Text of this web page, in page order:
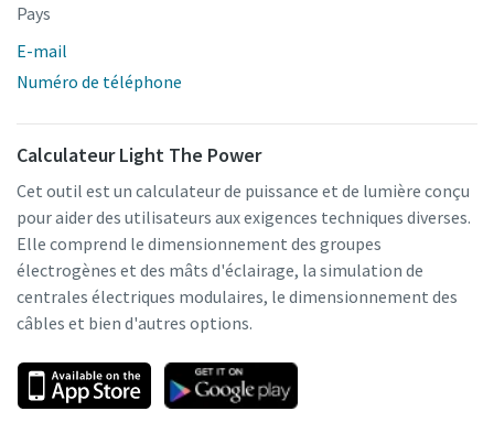
Pays
E-mail
Numéro de téléphone
Calculateur Light The Power
Cet outil est un calculateur de puissance et de lumière conçu
pour aider des utilisateurs aux exigences techniques diverses.
Elle comprend le dimensionnement des groupes
électrogènes et des mâts d'éclairage, la simulation de
centrales électriques modulaires, le dimensionnement des
câbles et bien d'autres options.